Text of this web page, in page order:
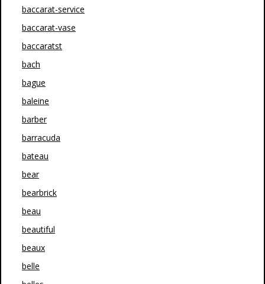
baccarat-service
baccarat-vase
baccaratst
bach
bague
baleine
barber
barracuda
bateau
bear
bearbrick
beau
beautiful
beaux
belle